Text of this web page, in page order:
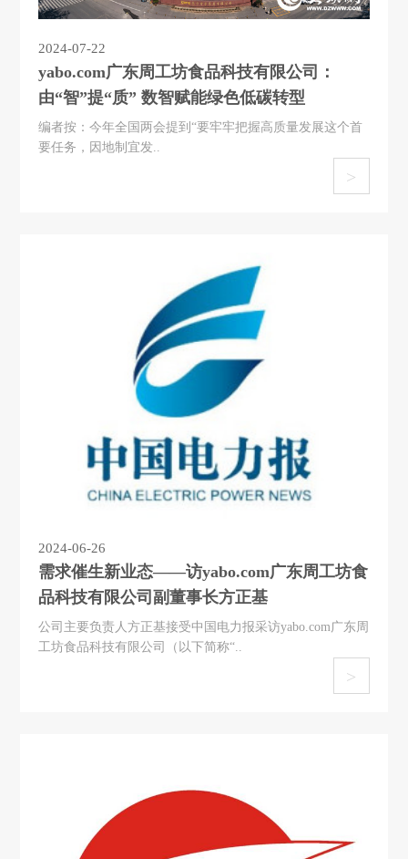
2024-07-22
yabo.com广东周工坊食品科技有限公司：
由“智”提“质” 数智赋能绿色低碳转型
编者按：今年全国两会提到“要牢牢把握高质量发展这个首
要任务，因地制宜发..
>
2024-06-26
需求催生新业态——访yabo.com广东周工坊食
品科技有限公司副董事长方正基
公司主要负责人方正基接受中国电力报采访yabo.com广东周
工坊食品科技有限公司（以下简称“..
>